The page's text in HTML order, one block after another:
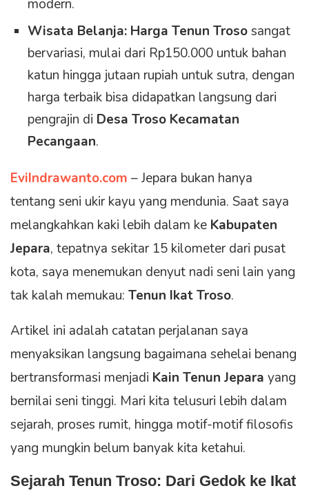
modern.
Wisata Belanja: Harga Tenun Trososangat
bervariasi, mulai dari Rp150.000 untuk bahan
katun hingga jutaan rupiah untuk sutra, dengan
harga terbaik bisa didapatkan langsung dari
pengrajin di Desa Troso Kecamatan
Pecangaan.
EviIndrawanto.com – Jepara bukan hanya
tentang seni ukir kayu yang mendunia. Saat saya
melangkahkan kaki lebih dalam ke Kabupaten
Jepara, tepatnya sekitar 15 kilometer dari pusat
kota, saya menemukan denyut nadi seni lain yang
tak kalah memukau: Tenun Ikat Troso.
Artikel ini adalah catatan perjalanan saya
menyaksikan langsung bagaimana sehelai benang
bertransformasi menjadi Kain Tenun Jepara yang
bernilai seni tinggi. Mari kita telusuri lebih dalam
sejarah, proses rumit, hingga motif-motif filosofis
yang mungkin belum banyak kita ketahui.
Sejarah Tenun Troso: Dari Gedok ke Ikat